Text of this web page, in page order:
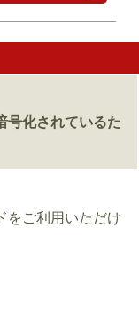
号化されているた
をご利用いただけ